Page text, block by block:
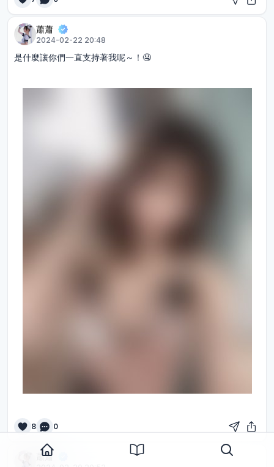
蕭蕭
2024-02-22 20:48
是什麼讓你們一直支持著我呢～！🤤
8 0
蕭蕭